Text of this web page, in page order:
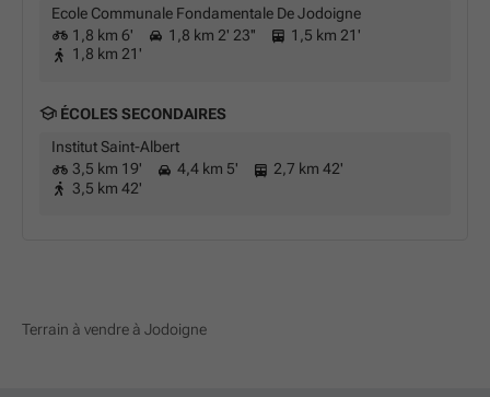
Ecole Communale Fondamentale De Jodoigne
1,8 km 6'
1,8 km 2' 23''
1,5 km 21'
1,8 km 21'
ÉCOLES SECONDAIRES
Institut Saint-Albert
3,5 km 19'
4,4 km 5'
2,7 km 42'
3,5 km 42'
Terrain à vendre à Jodoigne